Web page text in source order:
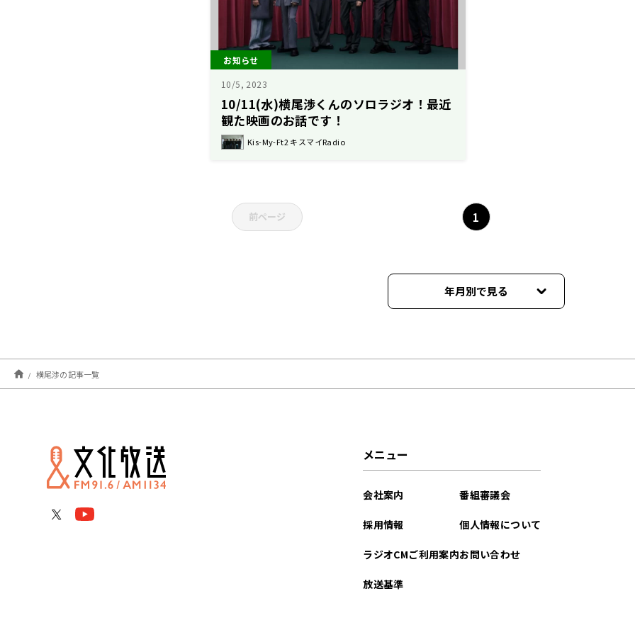
お知らせ
10/5, 2023
10/11(水)横尾渉くんのソロラジオ！最近
観た映画のお話です！
Kis-My-Ft2 キスマイRadio
前ページ 1
年月別で見る
2026年04月
2026年02月
横尾渉の記事一覧
メニュー
会社案内
採用情報
ラジオCMご利用案内
放送基準
番組審議会
個人情報について
お問い合わせ